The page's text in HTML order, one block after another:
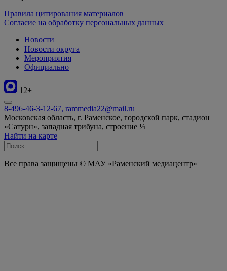
Правила цитирования материалов
Согласие на обработку персональных данных
Новости
Новости округа
Мероприятия
Официально
12+
8-496-46-3-12-67, rammedia22@mail.ru
Московская область, г. Раменское, городской парк, стадион
«Сатурн», западная трибуна, строение ¼
Найти на карте
Все права защищены © МАУ «Раменский медиацентр»